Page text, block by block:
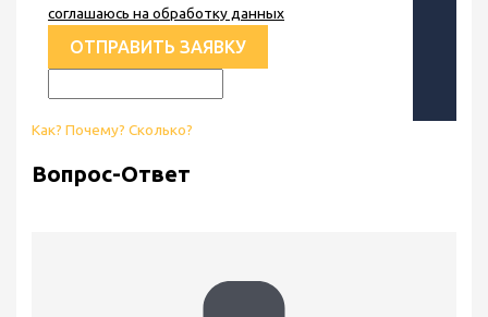
соглашаюсь на обработку данных
ОТПРАВИТЬ ЗАЯВКУ
Как? Почему? Сколько?
Вопрос-Ответ